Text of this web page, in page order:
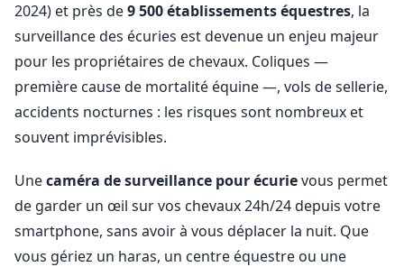
2024) et près de9 500 établissements équestres, la
surveillance des écuries est devenue un enjeu majeur
pour les propriétaires de chevaux. Coliques —
première cause de mortalité équine —, vols de sellerie,
accidents nocturnes : les risques sont nombreux et
souvent imprévisibles.
Unecaméra de surveillance pour écurievous permet
de garder un œil sur vos chevaux 24h/24 depuis votre
smartphone, sans avoir à vous déplacer la nuit. Que
vous gériez un haras, un centre équestre ou une